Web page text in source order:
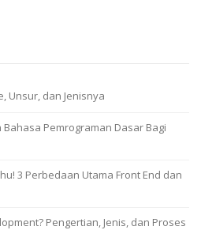
Unsur, dan Jenisnya
Bahasa Pemrograman Dasar Bagi
3 Perbedaan Utama Front End dan
Pengertian, Jenis, dan Proses